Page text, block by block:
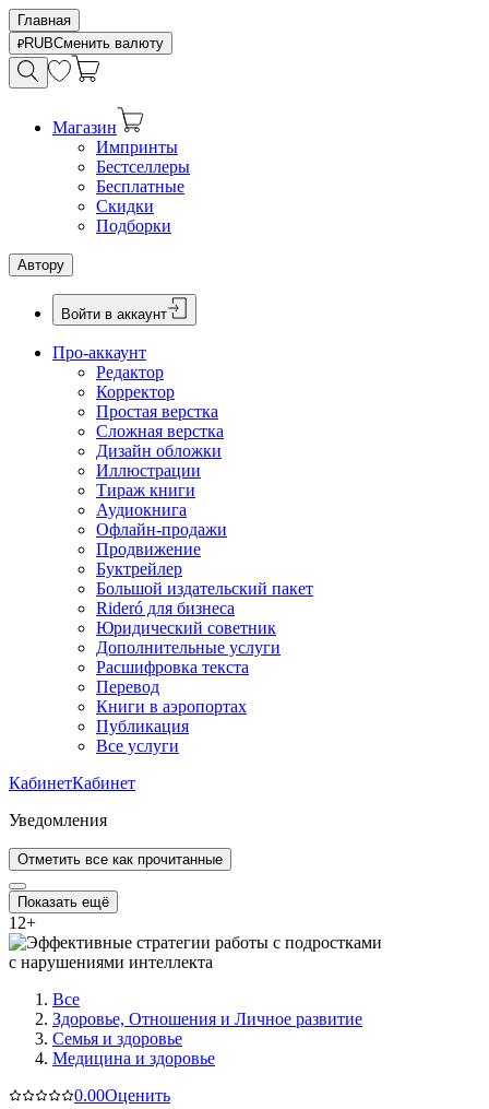
Главная
RUBСменить валюту
Магазин
Импринты
Бестселлеры
Бесплатные
Скидки
Подборки
Автору
Войти в аккаунт
Про-аккаунт
Редактор
Корректор
Простая верстка
Сложная верстка
Дизайн обложки
Иллюстрации
Тираж книги
Аудиокнига
Офлайн-продажи
Продвижение
Буктрейлер
Большой издательский пакет
Rideró для бизнеса
Юридический советник
Дополнительные услуги
Расшифровка текста
Перевод
Книги в аэропортах
Публикация
Все услуги
КабинетКабинет
Уведомления
Отметить все как прочитанные
Показать ещё
12+
Все
Здоровье, Отношения и Личное развитие
Семья и здоровье
Медицина и здоровье
0.00Оценить